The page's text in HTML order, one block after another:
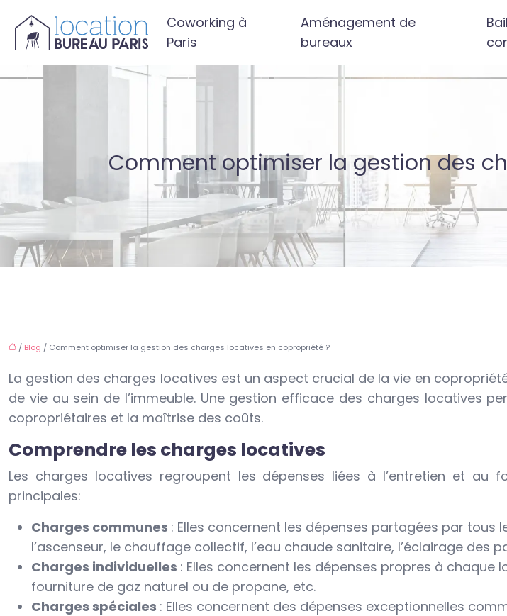
Coworking à
Paris
Aménagement de
bureaux
Comment optimiser la gestion des
/ Blog / Comment optimiser la gestion des charges locatives en copropriété ?
La gestion des charges locatives est un aspect crucial de la vie en
de vie au sein de l’immeuble. Une gestion efficace des charges locatives
copropriétaires et la maîtrise des coûts.
Comprendre les charges locatives
Les charges locatives regroupent les dépenses liées à l’entretien et au
principales:
Charges communes : Elles concernent les dépenses partagées par
l’ascenseur, le chauffage collectif, l’eau chaude sanitaire, l’éclairage des
Charges individuelles : Elles concernent les dépenses propres à
fourniture de gaz naturel ou de propane, etc.
Charges spéciales : Elles concernent des dépenses exceptionnelles